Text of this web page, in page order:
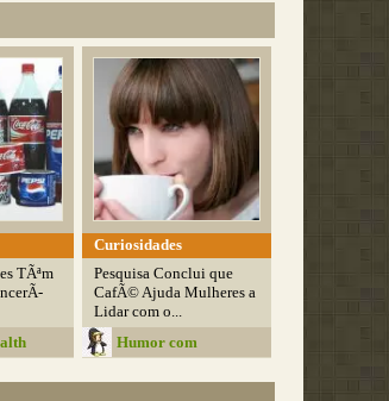
TÃªm
Curiosidades
Pesquisa Conclui que
CafÃ© Ajuda Mulheres a
Lidar com o...
Humor com